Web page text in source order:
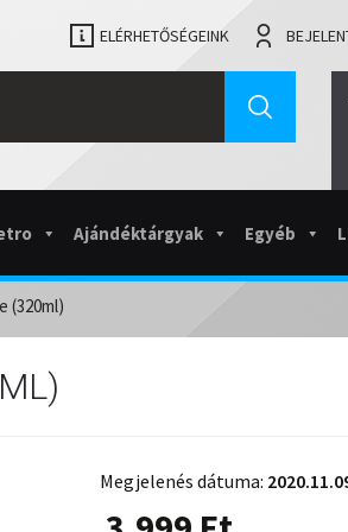
ELÉRHETŐSÉGEINK
Ajándéktárgyak Egyéb
(320ml)
Megjelenés dátuma: